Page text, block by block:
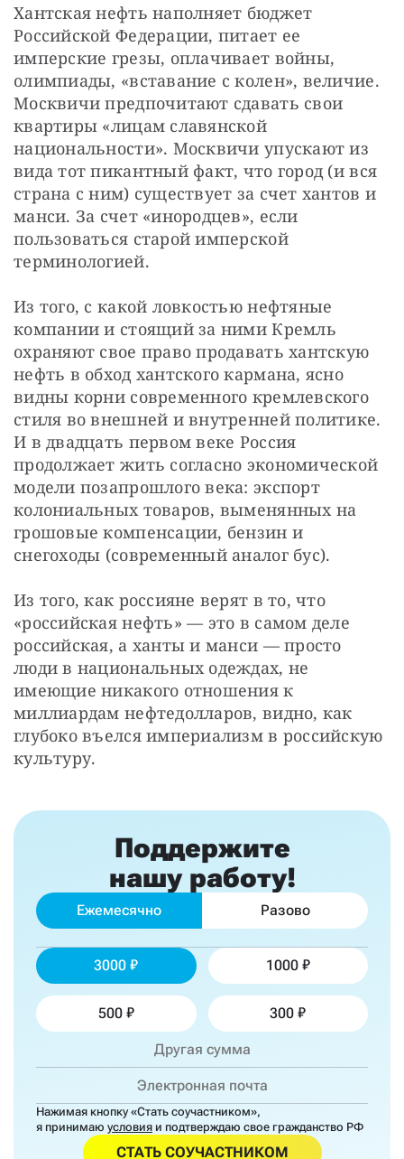
Хантская нефть наполняет бюджет
Российской Федерации, питает ее
имперские грезы, оплачивает войны,
олимпиады, «вставание с колен», величие.
Москвичи предпочитают сдавать свои
квартиры «лицам славянской
национальности». Москвичи упускают из
вида тот пикантный факт, что город (и вся
страна с ним) существует за счет хантов и
манси. За счет «инородцев», если
пользоваться старой имперской
терминологией.
Из того, с какой ловкостью нефтяные
компании и стоящий за ними Кремль
охраняют свое право продавать хантскую
нефть в обход хантского кармана, ясно
видны корни современного кремлевского
стиля во внешней и внутренней политике.
И в двадцать первом веке Россия
продолжает жить согласно экономической
модели позапрошлого века: экспорт
колониальных товаров, выменянных на
грошовые компенсации, бензин и
снегоходы (современный аналог бус).
Из того, как россияне верят в то, что
«российская нефть» — это в самом деле
российская, а ханты и манси — просто
люди в национальных одеждах, не
имеющие никакого отношения к
миллиардам нефтедолларов, видно, как
глубоко въелся империализм в российскую
культуру.
Поддержите
нашу работу!
Ежемесячно Разово
3000 1000
500 300
Нажимая кнопку «Стать соучастником»,
я принимаю условия и подтверждаю свое гражданство РФ
СТАТЬ СОУЧАСТНИКОМ